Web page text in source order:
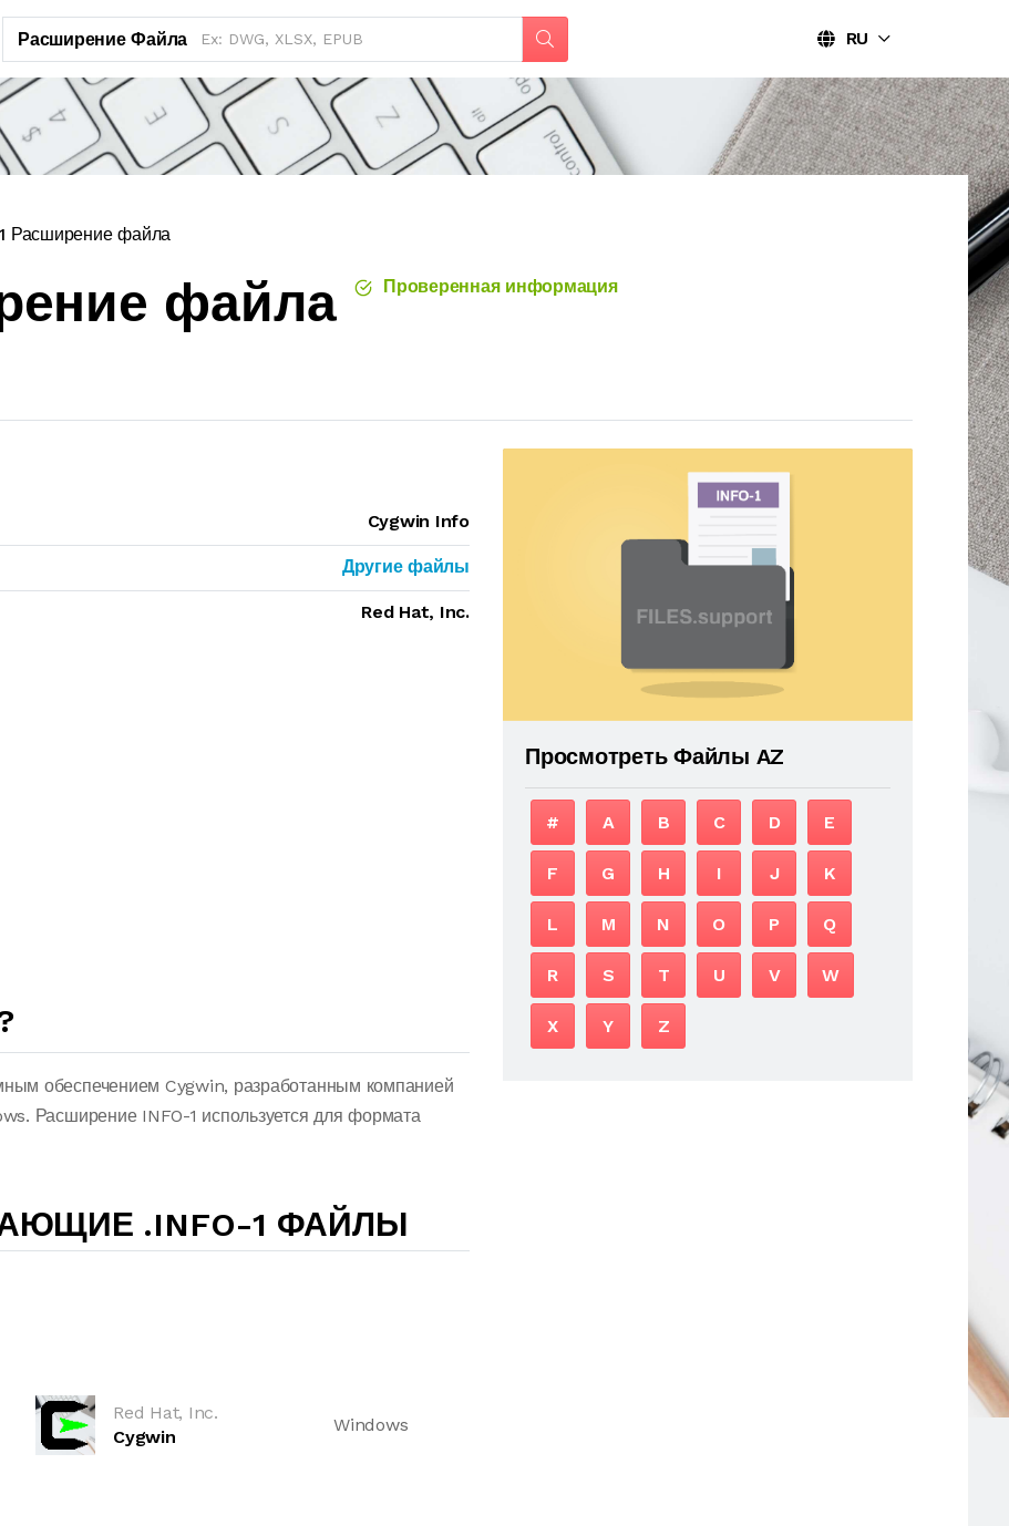
Расширение Файла RU
Расширение файла
файла Проверенная информация
Cygwin Info
Другие файлы
Red Hat, Inc.
обеспечением Cygwin, разработанным компанией
Расширение INFO-1 используется для формата
.INFO-1 ФАЙЛЫ
Red Hat, Inc.
Cygwin
Windows
Просмотреть Файлы AZ
# A B C D E
F G H I J K
L M N O P Q
R S T U V W
X Y Z